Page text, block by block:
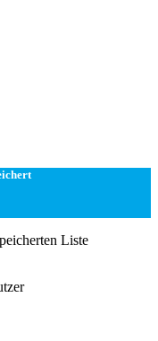
Liste